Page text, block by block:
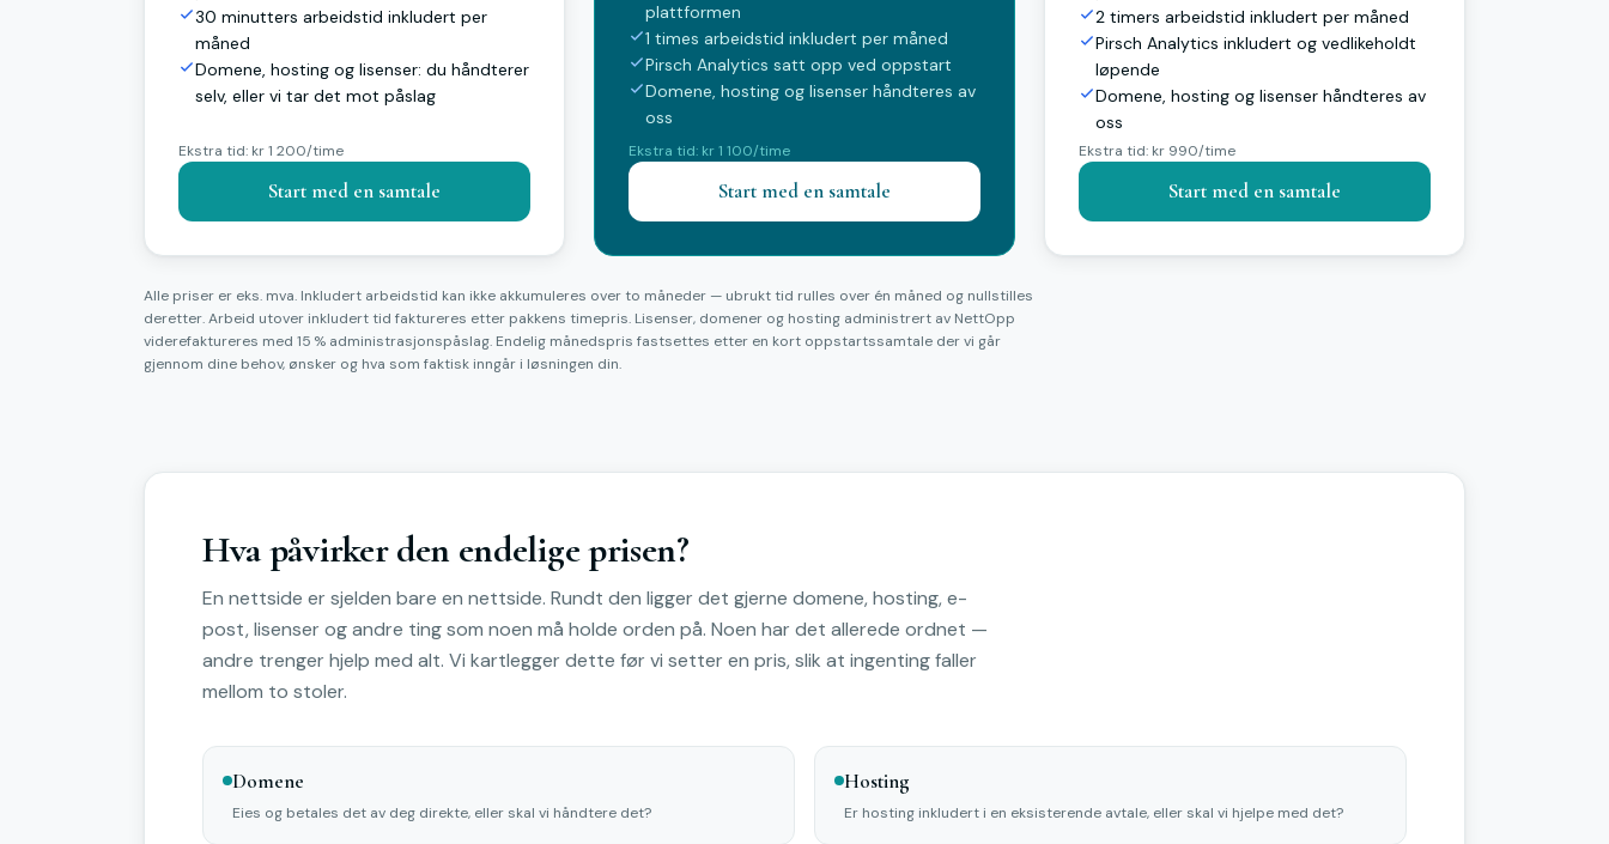
30 minutters arbeidstid inkludert per
måned
Domene, hosting og lisenser: du håndterer
selv, eller vi tar det mot påslag
Ekstra tid: kr 1 200/time
Start med en samtale
plattformen
1 times arbeidstid inkludert per måned
Pirsch Analytics satt opp ved oppstart
Domene, hosting og lisenser håndteres av
oss
Ekstra tid: kr 1 100/time
Start med en samtale
2 timers arbeidstid inkludert per måned
Pirsch Analytics inkludert og vedlikeholdt
løpende
Domene, hosting og lisenser håndteres av
oss
Ekstra tid: kr 990/time
Start med en samtale
Alle priser er eks. mva. Inkludert arbeidstid kan ikke akkumuleres over to måneder — ubrukt tid rulles over én måned og nullstilles
deretter. Arbeid utover inkludert tid faktureres etter pakkens timepris. Lisenser, domener og hosting administrert av NettOpp
viderefaktureres med 15 % administrasjonspåslag. Endelig månedspris fastsettes etter en kort oppstartssamtale der vi går
gjennom dine behov, ønsker og hva som faktisk inngår i løsningen din.
Hva påvirker den endelige prisen?
En nettside er sjelden bare en nettside. Rundt den ligger det gjerne domene, hosting, e-
post, lisenser og andre ting som noen må holde orden på. Noen har det allerede ordnet —
andre trenger hjelp med alt. Vi kartlegger dette før vi setter en pris, slik at ingenting faller
mellom to stoler.
Domene
Eies og betales det av deg direkte, eller skal vi håndtere det?
Hosting
Er hosting inkludert i en eksisterende avtale, eller skal vi hjelpe med det?